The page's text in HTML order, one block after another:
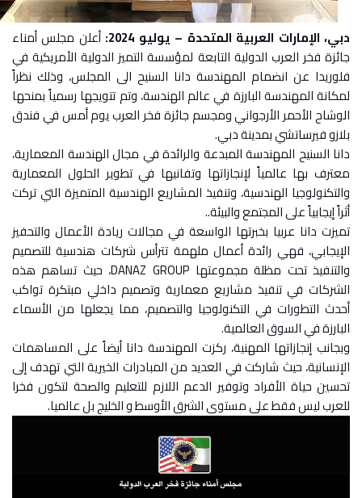
دبي، الإمارات العربية المتحدة – يوليو 2024:
أعلن مجلس أمناء
جائزة فخر العرب الدولية التابعة لمؤسسة التميز الدولية الأمريكية في
فلوريدا عن انضمام المهندسة دانا السنيح الى المجلس، وذلك نظراً
لمكانة المهندسة البارزة في عالم الهندسة، وتم تتويجها رسمياً بمنحها
الوشاح الأحمر الأرجواني ومجسم جائزة فخر العرب يوم أمس في فندق
بلازو فيرساتشي بمدينة دبي.
دانا السنيح المهندسة المبدعة والرائدة في مجال الهندسة المعمارية،
معترف بها عالمياً لإنجازاتها وتفانيها في تطوير الحلول المعمارية
والتكنولوجيا الهندسية، وتنفيذ المشاريع الهندسية المتميزة التي تركت
أثراً إيجابياً على المجتمع والبيئة..
تميزت دانا عربيا بخبرتها الواسعة في مجالات ريادة الأعمال والتحفيز
الإيجابي، فهي رائدة أعمال ملهمة تترأس شركات هندسية للتصميم
والتنفيذ تحت مظلة مجموعتها DANAZ GROUP، حيث تساهم هذه
الشركات في تنفيذ مشاريع معمارية وتصميم داخلي مبتكرة تواكب
أحدث التطورات في التكنولوجيا والتصميم، مما يجعلها من الأسماء
البارزة في السوق العالمية.
وبجانب إنجازاتها المهنية، ركزت المهندسة دانا أيضاً على المساهمات
الإنسانية، حيث شاركت في العديد من المبادرات الخيرية التي تهدف إلى
تحسين حياة الأفراد وتوفير الدعم اللازم للتعليم والصحة لتكون فخرا
للعرب ليس فقط على مستوى الشرق الأوسط و الخليج بل عالميا.